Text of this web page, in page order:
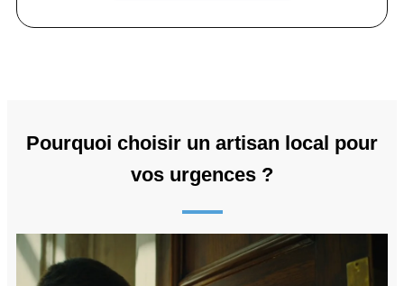
Pourquoi choisir un artisan local pour
vos urgences ?